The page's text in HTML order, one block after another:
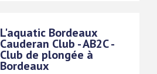
L'aquatic Bordeaux
Cauderan Club - AB2C -
Club de plongée à
Bordeaux